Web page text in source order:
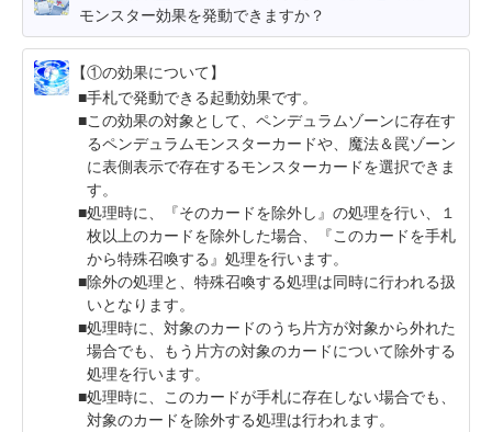
モンスター効果を発動できますか？
【①の効果について】
手札で発動できる起動効果です。
この効果の対象として、ペンデュラムゾーンに存在す
るペンデュラムモンスターカードや、魔法＆罠ゾーン
に表側表示で存在するモンスターカードを選択できま
す。
処理時に、『そのカードを除外し』の処理を行い、１
枚以上のカードを除外した場合、『このカードを手札
から特殊召喚する』処理を行います。
除外の処理と、特殊召喚する処理は同時に行われる扱
いとなります。
処理時に、対象のカードのうち片方が対象から外れた
場合でも、もう片方の対象のカードについて除外する
処理を行います。
処理時に、このカードが手札に存在しない場合でも、
対象のカードを除外する処理は行われます。